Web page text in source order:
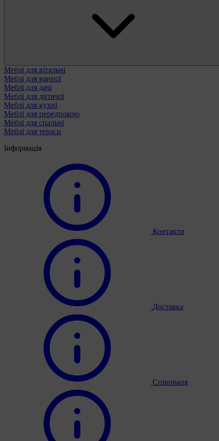
Меблі для вітальні
Меблі для ванної
Меблі для дачі
Меблі для дитячої
Меблі для кухні
Меблі для передпокою
Меблі для спальні
Меблі для тераси
Інформація
Контакти
Доставка
Співпраця